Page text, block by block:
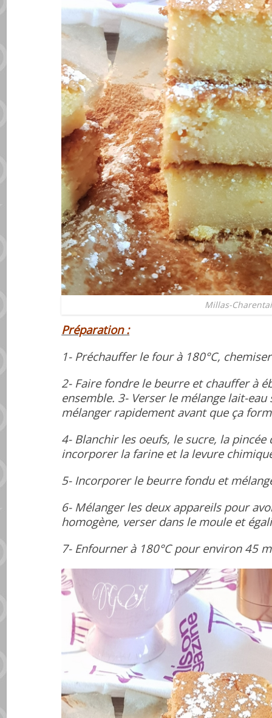
Millas-
Préparation :
1- Préchauffer le four à 180°C,
2- Faire fondre le beurre et chauffer à
ensemble. 3- Verser le mélange lait-
mélanger rapidement avant que ça
4- Blanchir les oeufs, le sucre, la pincée
incorporer la farine et la levure
5- Incorporer le beurre fondu et
6- Mélanger les deux appareils pour
homogène, verser dans le moule et
7- Enfourner à 180°C pour environ 45